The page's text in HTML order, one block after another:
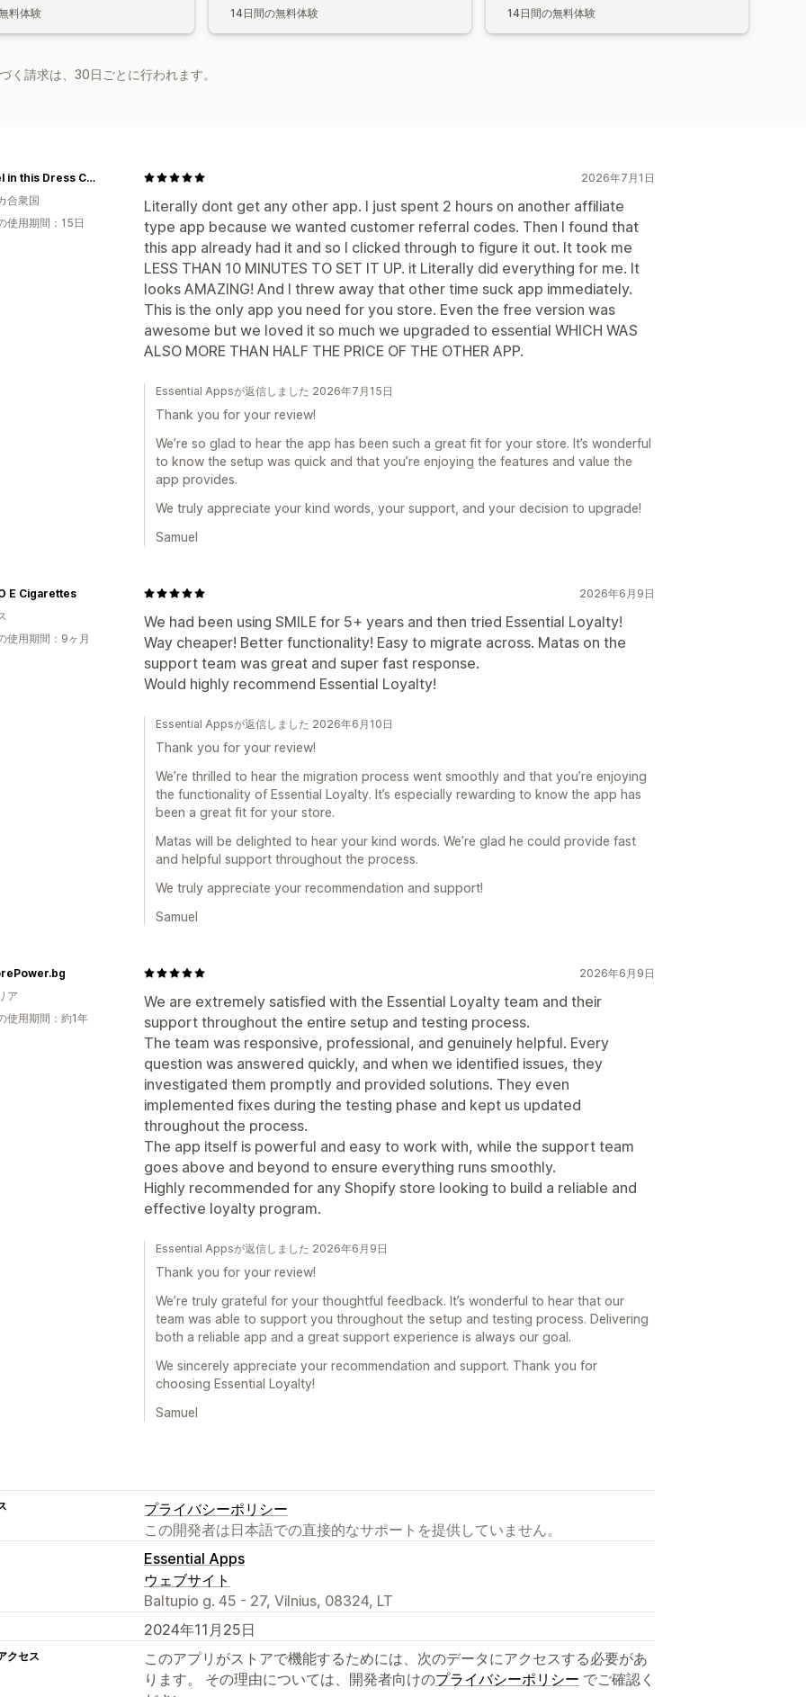
料体験 14日間の無料体験 14日間の無料体験
く請求は、30日ごとに行われます。
2026年7月1日
Literally dont get any other app. I just spent 2 hours on another affiliate
type app because we wanted customer referral codes. Then I found that
this app already had it and so I clicked through to figure it out. It took me
LESS THAN 10 MINUTES TO SET IT UP. it Literally did everything for me. It
looks AMAZING! And I threw away that other time suck app immediately.
This is the only app you need for you store. Even the free version was
awesome but we loved it so much we upgraded to essential WHICH WAS
ALSO MORE THAN HALF THE PRICE OF THE OTHER APP.
Damsel in this Dress Corsets
合衆国
使用期間：15日
Essential Appsが返信しました 2026年7月15日
Thank you for your review!
We’re so glad to hear the app has been such a great fit for your store. It’s wonderful
to know the setup was quick and that you’re enjoying the features and value the
app provides.
We truly appreciate your kind words, your support, and your decision to upgrade!
Samuel
2026年6月9日
We had been using SMILE for 5+ years and then tried Essential Loyalty!
Way cheaper! Better functionality! Easy to migrate across. Matas on the
support team was great and super fast response.
Would highly recommend Essential Loyalty!
E Cigarettes
使用期間：9ヶ月
Essential Appsが返信しました 2026年6月10日
Thank you for your review!
We’re thrilled to hear the migration process went smoothly and that you’re enjoying
the functionality of Essential Loyalty. It’s especially rewarding to know the app has
been a great fit for your store.
Matas will be delighted to hear your kind words. We’re glad he could provide fast
and helpful support throughout the process.
We truly appreciate your recommendation and support!
Samuel
2026年6月9日
We are extremely satisfied with the Essential Loyalty team and their
support throughout the entire setup and testing process.
The team was responsive, professional, and genuinely helpful. Every
question was answered quickly, and when we identified issues, they
investigated them promptly and provided solutions. They even
implemented fixes during the testing phase and kept us updated
throughout the process.
The app itself is powerful and easy to work with, while the support team
goes above and beyond to ensure everything runs smoothly.
Highly recommended for any Shopify store looking to build a reliable and
effective loyalty program.
ア
使用期間：約1年
Essential Appsが返信しました 2026年6月9日
Thank you for your review!
We’re truly grateful for your thoughtful feedback. It’s wonderful to hear that our
team was able to support you throughout the setup and testing process. Delivering
both a reliable app and a great support experience is always our goal.
We sincerely appreciate your recommendation and support. Thank you for
choosing Essential Loyalty!
Samuel
プライバシーポリシー
この開発者は日本語での直接的なサポートを提供していません。
Essential Apps
ウェブサイト
Baltupio g. 45 - 27, Vilnius, 08324, LT
2024年11月25日
クセス
このアプリがストアで機能するためには、次のデータにアクセスする必要があ
ります。 その理由については、開発者向けのプライバシーポリシー でご確認く